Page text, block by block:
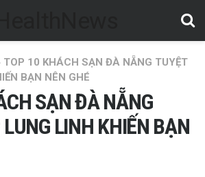
TOP 10 KHÁCH SẠN ĐÀ NẴNG TUYỆT
BẠN NÊN GHÉ
SẠN ĐÀ NẴNG
LUNG LINH KHIẾN BẠN